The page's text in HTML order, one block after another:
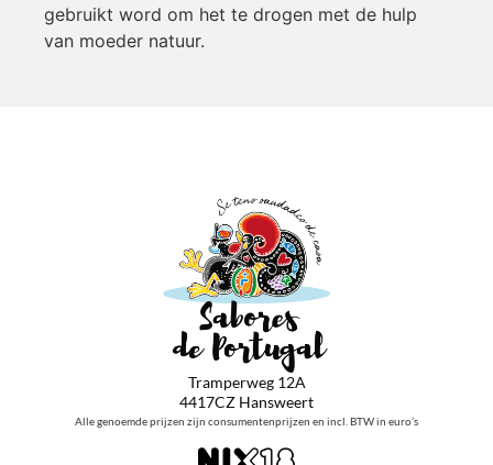
gebruikt word om het te drogen met de hulp
van moeder natuur.
Tramperweg 12A
4417CZ Hansweert
Alle genoemde prijzen zijn consumentenprijzen en incl. BTW in euro’s